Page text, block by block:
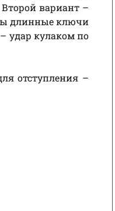
вариант –
длинные ключи
удар кулаком по
отступления –